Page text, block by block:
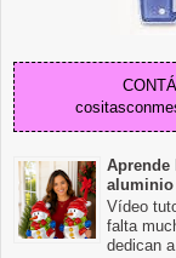
Aprende
aluminio
Vídeo
falta
dedican